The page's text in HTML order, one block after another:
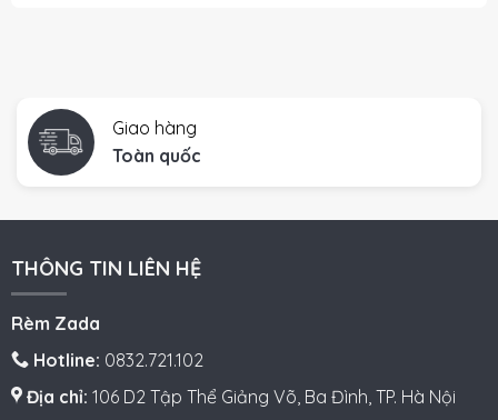
Giao hàng
Toàn quốc
THÔNG TIN LIÊN HỆ
Rèm Zada
Hotline: 0832.721.102
Địa chỉ: 106 D2 Tập Thể Giảng Võ, Ba Đình, TP. Hà Nội